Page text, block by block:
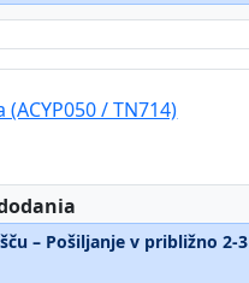
/ TN714)
– Pošiljanje v približno 2-3